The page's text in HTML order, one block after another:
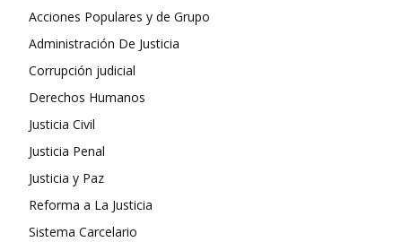
Acciones Populares y de Grupo
Administración De Justicia
Corrupción judicial
Derechos Humanos
Justicia Civil
Justicia Penal
Justicia y Paz
Reforma a La Justicia
Sistema Carcelario